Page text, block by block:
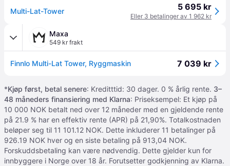
Multi-Lat-Tower 5 695 kr
Eller 3 betalinger av 1 962 kr
Maxa
549 kr frakt
Finnlo Multi-Lat Tower, Ryggmaskin 7 039 kr
*Kjøp først, betal senere: Kreditttid: 30 dager. 0 % årlig rente. 3–
48 måneders finansiering med Klarna: Priseksempel: Et kjøp på
10 000 NOK betalt ned over 12 måneder med en gjeldende rente
på 21.9 % har en effektiv rente (APR) på 21,90%. Totalkostnaden
beløper seg til 11 101.12 NOK. Dette inkluderer 11 betalinger på
926.19 NOK hver og en siste betaling på 913,04 NOK.
Forskuddsbetaling kan være nødvendig. Dette gjelder kun for
innbyggere i Norge over 18 år. Forutsetter godkjenning av Klarna.